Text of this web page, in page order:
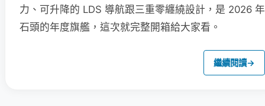
力、可升降的 LDS 導航跟三重零纏繞設計，是 2026 年
石頭的年度旗艦，這次就完整開箱給大家看。
繼續閱讀→